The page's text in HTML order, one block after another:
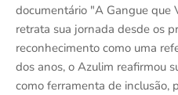
documentário "A Gangue que
retrata sua jornada desde os
reconhecimento como uma
dos anos, o Azulim reafirmou
como ferramenta de inclusão,